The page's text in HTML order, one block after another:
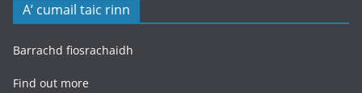
A’ cumail taic rinn
Barrachd fiosrachaidh
Find out more